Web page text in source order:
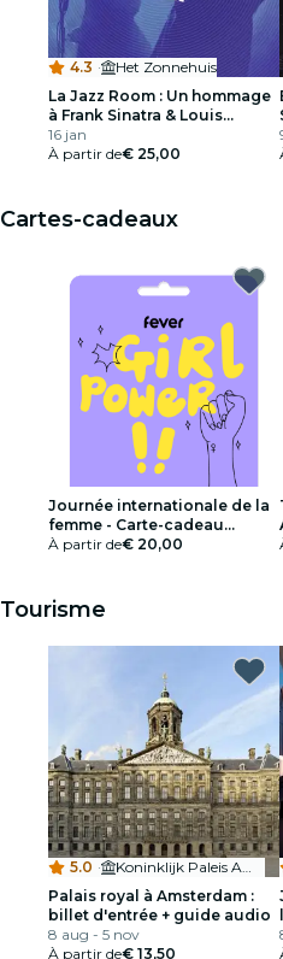
4.3 ·
Het Zonnehuis
La Jazz Room : Un hommage
à Frank Sinatra & Louis
Armstrong
16 jan
À partir de€ 25,00
Cartes-cadeaux
Journée internationale de la
femme - Carte-cadeau
spéciale
À partir de€ 20,00
Tourisme
5.0 ·
Koninklijk Paleis Amsterdam
Palais royal à Amsterdam :
billet d'entrée + guide audio
8 aug - 5 nov
À partir de€ 13,50